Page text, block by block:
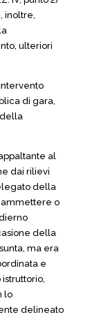
inoltre,
ulteriori
di gara,
al
dai rilievi
della
ammettere o
della
ma era
e
lo
delineato